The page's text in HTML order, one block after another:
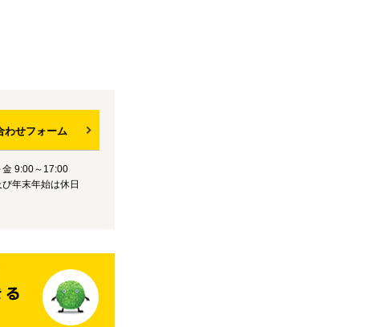
わせフォーム
9:00～17:00
年末年始は休日